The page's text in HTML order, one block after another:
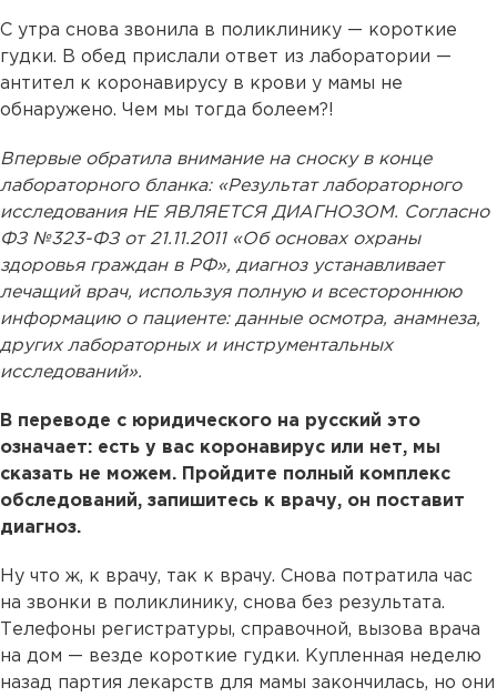
С утра снова звонила в поликлинику — короткие
гудки. В обед прислали ответ из лаборатории —
антител к коронавирусу в крови у мамы не
обнаружено. Чем мы тогда болеем?!
Впервые обратила внимание на сноску в конце
лабораторного бланка: «Результат лабораторного
исследования НЕ ЯВЛЯЕТСЯ ДИАГНОЗОМ. Согласно
ФЗ №323-ФЗ от 21.11.2011 «Об основах охраны
здоровья граждан в РФ», диагноз устанавливает
лечащий врач, используя полную и всестороннюю
информацию о пациенте: данные осмотра, анамнеза,
других лабораторных и инструментальных
исследований».
В переводе с юридического на русский это
означает: есть у вас коронавирус или нет, мы
сказать не можем. Пройдите полный комплекс
обследований, запишитесь к врачу, он поставит
диагноз.
Ну что ж, к врачу, так к врачу. Снова потратила час
на звонки в поликлинику, снова без результата.
Телефоны регистратуры, справочной, вызова врача
на дом — везде короткие гудки. Купленная неделю
назад партия лекарств для мамы закончилась, но они